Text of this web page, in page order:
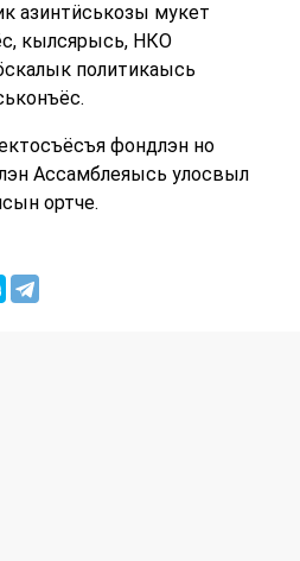
азинтӥськозы мукет
кылсярысь, НКО
политикаысь
фондлэн но
Ассамблеяысь улосвыл
ортче.